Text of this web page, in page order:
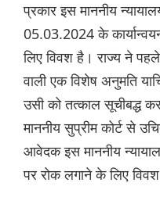
प्रकार इस माननीय
05.03.2024 के
लिए विवश है। राज्य ने
वाली एक विशेष अनुमति
उसी को तत्काल सूचीबद्ध
माननीय सुप्रीम कोर्ट से
आवेदक इस माननीय
पर रोक लगाने के लिए